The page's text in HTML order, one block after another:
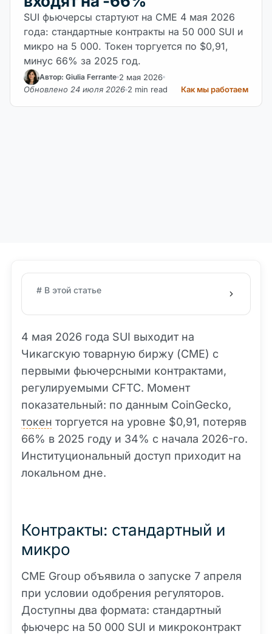
SUI фьючерсы стартуют на CME 4 мая 2026
года: стандартные контракты на 50 000 SUI и
микро на 5 000. Токен торгуется по $0,91,
минус 66% за 2025 год.
Автор: Giulia Ferrante 2 мая 2026
Обновлено 24 июля 2026 2 min read Как мы работаем
# В этой статье
4 мая 2026 года SUI выходит на
Чикагскую товарную биржу (CME) с
первыми фьючерсными контрактами,
регулируемыми CFTC. Момент
показательный: по данным CoinGecko,
токен торгуется на уровне $0,91, потеряв
66% в 2025 году и 34% с начала 2026-го.
Институциональный доступ приходит на
локальном дне.
Контракты: стандартный и
микро
CME Group объявила о запуске 7 апреля
при условии одобрения регуляторов.
Доступны два формата: стандартный
фьючерс на 50 000 SUI и микроконтракт